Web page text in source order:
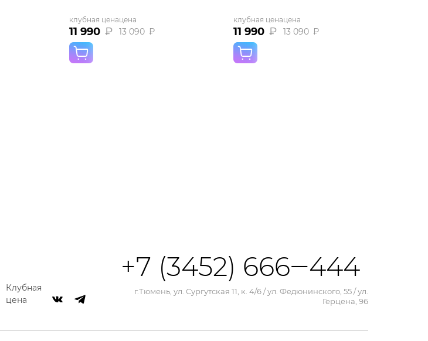
клубная цена
11 990 ₽
цена
13 090 ₽
клубная цена
11 990 ₽
цена
13 090 ₽
Клубная
цена
+7 (3452) 666‒444
г.Тюмень, ул. Сургутская 11, к. 4/6 / ул. Федюнинского, 55 / ул.
Герцена, 96